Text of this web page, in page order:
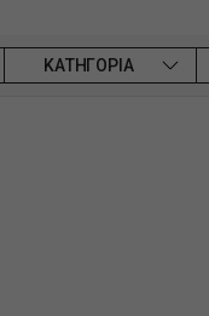
ΚΑΤΗΓΟΡΙΑ